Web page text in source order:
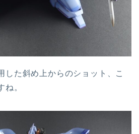
した斜め上からのショット、こ
ね。